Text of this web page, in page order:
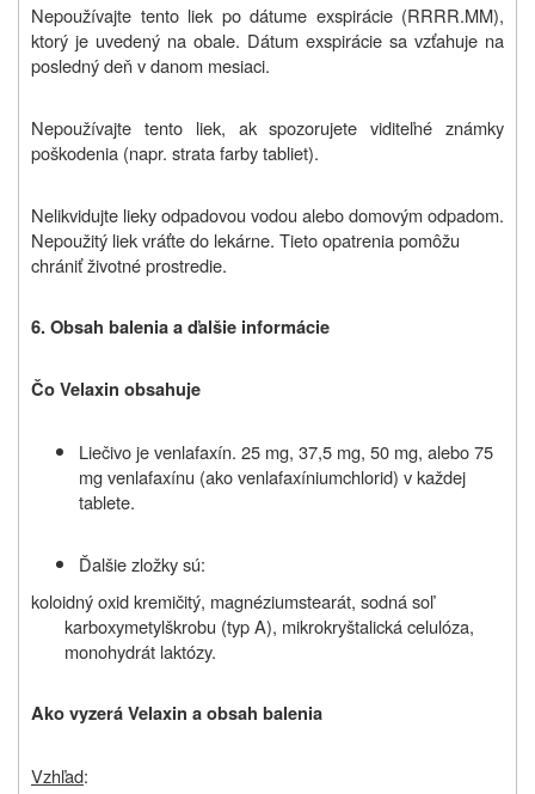
Nepoužívajte tento liek po dátume exspirácie (RRRR.MM),
ktorý je uvedený na obale. Dátum exspirácie sa vzťahuje na
posledný deň v danom mesiaci.
Nepoužívajte tento liek, ak spozorujete viditeľné známky
poškodenia (napr. strata farby tabliet).
Nelikvidujte lieky odpadovou vodou alebo domovým odpadom.
Nepoužitý liek vráťte do lekárne. Tieto opatrenia pomôžu
chrániť životné prostredie.
6. Obsah balenia a ďalšie informácie
Čo Velaxin obsahuje
Liečivo je venlafaxín. 25 mg, 37,5 mg, 50 mg, alebo 75
mg venlafaxínu (ako venlafaxíniumchlorid) v každej
tablete.
Ďalšie zložky sú:
koloidný oxid kremičitý, magnéziumstearát, sodná soľ
karboxymetylškrobu (typ A), mikrokryštalická celulóza,
monohydrát laktózy.
Ako vyzerá Velaxin a obsah balenia
Vzhľad: